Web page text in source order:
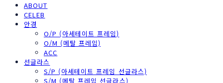
ABOUT
CELEB
안경
O/P (아세테이트 프레임)
O/M (메탈 프레임)
ACC
선글라스
S/P (아세테이트 프레임 선글라스)
S/M (메탈 프레임 선글라스)